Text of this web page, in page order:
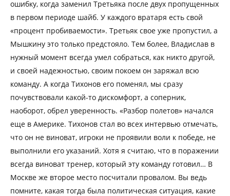
ошибку, когда заменил Третьяка после двух пропущенных
в первом периоде шайб. У каждого вратаря есть свой
«процент пробиваемости». Третьяк свое уже пропустил, а
Мышкину это только предстояло. Тем более, Владислав в
нужный момент всегда умел собраться, как никто другой,
и своей надежностью, своим покоем он заряжал всю
команду. А когда Тихонов его поменял, мы сразу
почувствовали какой-то дискомфорт, а соперник,
наоборот, обрел уверенность. «Разбор полетов» начался
еще в Америке. Тихонов стал во всех интервью отмечать,
что он не виноват, игроки не проявили воли к победе, не
выполнили его указаний. Хотя я считаю, что в поражении
всегда виноват тренер, который эту команду готовил… В
Москве же второе место посчитали провалом. Вы ведь
помните, какая тогда была политическая ситуация, какие